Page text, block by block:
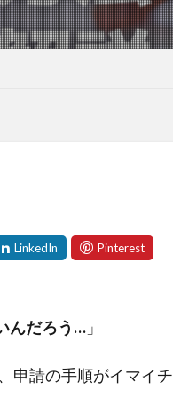
んだろう… 」
申請の手順がイマイチ